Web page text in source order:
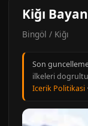
Kiğı
Bingöl / Kiğı
Son
ilkeleri
Icerik Politikasi ·